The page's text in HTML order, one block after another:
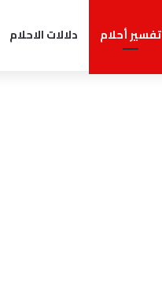
تفسير أحلام دلالات الاحلام